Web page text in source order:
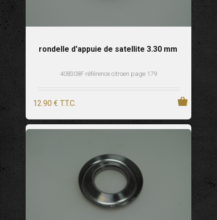
rondelle d'appuie de satellite 3.30 mm
408308F référence citroen page 179
12.90 € T.T.C.